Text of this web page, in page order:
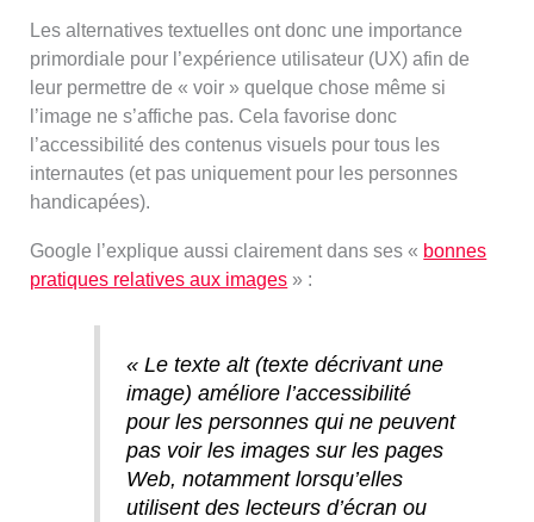
Les alternatives textuelles ont donc une importance
primordiale pour l’expérience utilisateur (UX) afin de
leur permettre de « voir » quelque chose même si
l’image ne s’affiche pas. Cela favorise donc
l’accessibilité des contenus visuels pour tous les
internautes (et pas uniquement pour les personnes
handicapées).
Google l’explique aussi clairement dans ses « bonnes
pratiques relatives aux images » :
« Le texte alt (texte décrivant une
image) améliore l’accessibilité
pour les personnes qui ne peuvent
pas voir les images sur les pages
Web, notamment lorsqu’elles
utilisent des lecteurs d’écran ou